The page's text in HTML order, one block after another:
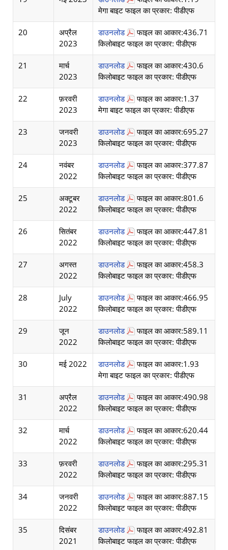
मेगा बाइट फाइल का प्रकार: पीडीएफ
20
अप्रैल
2023
डाउनलोड
फाइल का आकार:436.71
किलोबाइट फाइल का प्रकार: पीडीएफ
21
मार्च
2023
डाउनलोड
फाइल का आकार:430.6
किलोबाइट फाइल का प्रकार: पीडीएफ
22
फ़रवरी
2023
डाउनलोड
फाइल का आकार:1.37
मेगा बाइट फाइल का प्रकार: पीडीएफ
23
जनवरी
2023
डाउनलोड
फाइल का आकार:695.27
किलोबाइट फाइल का प्रकार: पीडीएफ
24
नवंबर
2022
डाउनलोड
फाइल का आकार:377.87
किलोबाइट फाइल का प्रकार: पीडीएफ
25
अक्टूबर
2022
डाउनलोड
फाइल का आकार:801.6
किलोबाइट फाइल का प्रकार: पीडीएफ
26
सितंबर
2022
डाउनलोड
फाइल का आकार:447.81
किलोबाइट फाइल का प्रकार: पीडीएफ
27
अगस्त
2022
डाउनलोड
फाइल का आकार:458.3
किलोबाइट फाइल का प्रकार: पीडीएफ
28
July
2022
डाउनलोड
फाइल का आकार:466.95
किलोबाइट फाइल का प्रकार: पीडीएफ
29
जून
2022
डाउनलोड
फाइल का आकार:589.11
किलोबाइट फाइल का प्रकार: पीडीएफ
30 मई 2022 डाउनलोड
फाइल का आकार:1.93
मेगा बाइट फाइल का प्रकार: पीडीएफ
31
अप्रैल
2022
डाउनलोड
फाइल का आकार:490.98
किलोबाइट फाइल का प्रकार: पीडीएफ
32
मार्च
2022
डाउनलोड
फाइल का आकार:620.44
किलोबाइट फाइल का प्रकार: पीडीएफ
33
फ़रवरी
2022
डाउनलोड
फाइल का आकार:295.31
किलोबाइट फाइल का प्रकार: पीडीएफ
34
जनवरी
2022
डाउनलोड
फाइल का आकार:887.15
किलोबाइट फाइल का प्रकार: पीडीएफ
35
दिसंबर
2021
डाउनलोड
फाइल का आकार:492.81
किलोबाइट फाइल का प्रकार: पीडीएफ